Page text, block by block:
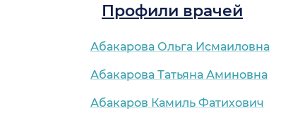
Профили врачей
Абакарова Ольга Исмаиловна
Абакарова Татьяна Аминовна
Абакаров Камиль Фатихович